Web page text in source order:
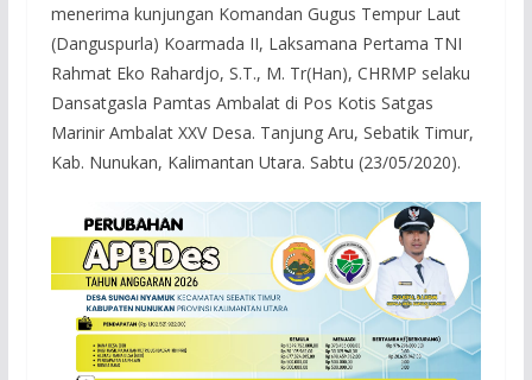
menerima kunjungan Komandan Gugus Tempur Laut
(Danguspurla) Koarmada II, Laksamana Pertama TNI
Rahmat Eko Rahardjo, S.T., M. Tr(Han), CHRMP selaku
Dansatgasla Pamtas Ambalat di Pos Kotis Satgas
Marinir Ambalat XXV Desa. Tanjung Aru, Sebatik Timur,
Kab. Nunukan, Kalimantan Utara. Sabtu (23/05/2020).